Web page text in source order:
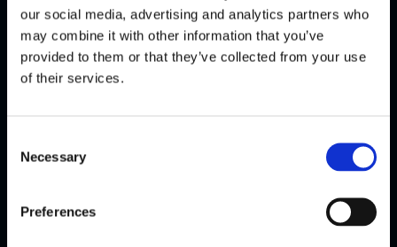
our social media, advertising and analytics partners who
may combine it with other information that you’ve
provided to them or that they’ve collected from your use
of their services.
Selection
Necessary
Preferences